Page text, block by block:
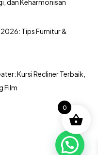
dan Keharmonisan
Tips Furnitur &
Kursi Recliner Terbaik,
Film
0